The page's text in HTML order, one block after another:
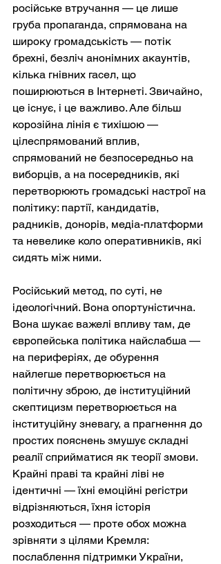
російське втручання — це лише
груба пропаганда, спрямована на
широку громадськість — потік
брехні, безліч анонімних акаунтів,
кілька гнівних гасел, що
поширюються в Інтернеті. Звичайно,
це існує, і це важливо. Але більш
корозійна лінія є тихішою —
цілеспрямований вплив,
спрямований не безпосередньо на
виборців, а на посередників, які
перетворюють громадські настрої на
політику: партії, кандидатів,
радників, донорів, медіа-платформи
та невелике коло оперативників, які
сидять між ними.
Російський метод, по суті, не
ідеологічний. Вона опортуністична.
Вона шукає важелі впливу там, де
європейська політика найслабша —
на периферіях, де обурення
найлегше перетворюється на
політичну зброю, де інституційний
скептицизм перетворюється на
інституційну зневагу, а прагнення до
простих пояснень змушує складні
реалії сприйматися як теорії змови.
Крайні праві та крайні ліві не
ідентичні — їхні емоційні регістри
відрізняються, їхня історія
розходиться — проте обох можна
зрівняти з цілями Кремля:
послаблення підтримки України,